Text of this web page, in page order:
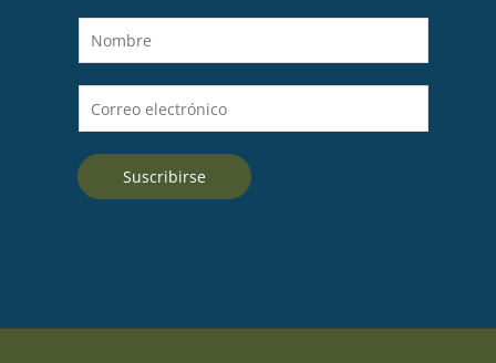
o
m
e
*
o
r
Suscribirse